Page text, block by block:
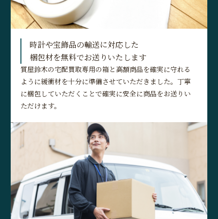
時計や宝飾品の輸送に対応した
梱包材を無料でお送りいたします
質屋鈴木の宅配買取専用の箱と高額商品を確実に守れる
ように緩衝材を十分に準備させていただきました。丁寧
に梱包していただくことで確実に安全に商品をお送りい
ただけます。